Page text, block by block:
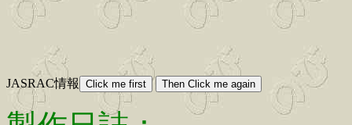
JASRAC情報